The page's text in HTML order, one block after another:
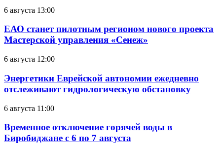
6 августа 13:00
ЕАО станет пилотным регионом нового проекта
Мастерской управления «Сенеж»
6 августа 12:00
Энергетики Еврейской автономии ежедневно
отслеживают гидрологическую обстановку
6 августа 11:00
Временное отключение горячей воды в
Биробиджане с 6 по 7 августа